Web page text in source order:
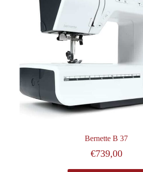
Bernette B 37
€739,00